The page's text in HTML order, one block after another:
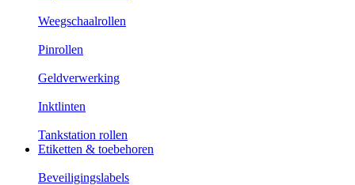
Weegschaalrollen
Pinrollen
Geldverwerking
Inktlinten
Tankstation rollen
Etiketten & toebehoren
Beveiligingslabels